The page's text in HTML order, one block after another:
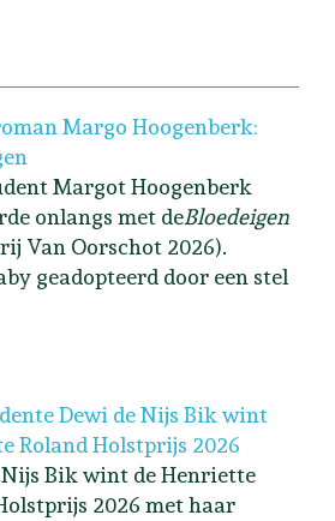
Margo Hoogenberk:
Margot Hoogenberk
onlangs met deBloedeigen
Van Oorschot 2026).
geadopteerd door een stel
Dewi de Nijs Bik wint
Roland Holstprijs 2026
Nijs Bik wint de Henriette
2026 met haar